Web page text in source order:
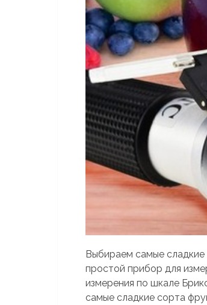
Выбираем самые
простой прибор для
измерения по шкале
самые сладкие сорта